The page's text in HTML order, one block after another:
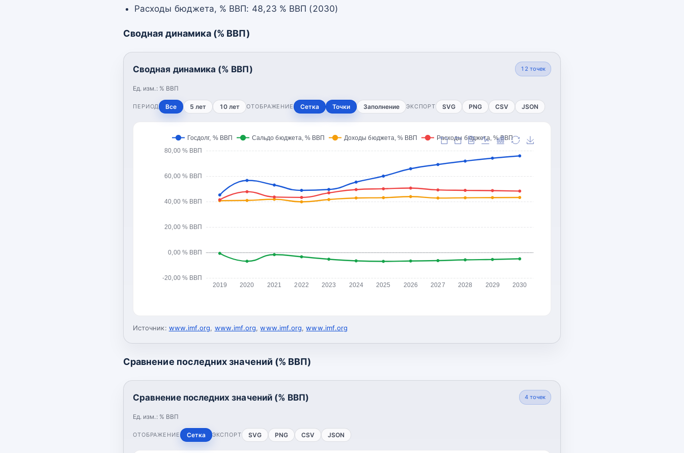
Расходы бюджета, % ВВП: 48,23 % ВВП (2030)
Сводная динамика (% ВВП)
Сводная динамика (% ВВП)
Ед. изм.: % ВВП
12 точек
ПЕРИОД Все 5 лет 10 лет ОТОБРАЖЕНИЕ Сетка Точки Заполнение ЭКСПОРТ SVG PNG CSV JSON
-20,00 % ВВП
0,00 % ВВП
20,00 % ВВП
40,00 % ВВП
60,00 % ВВП
80,00 % ВВП
2019 2020 2021 2022 2023 2024 2025 2026 2027 2028 2029 2030
Госдолг, % ВВП Сальдо бюджета, % ВВП Доходы бюджета, % ВВП Расходы бюджета, % ВВП
Источник: www.imf.org, www.imf.org,www.imf.org,www.imf.org
Сравнение последних значений (% ВВП)
Сравнение последних значений (% ВВП)
Ед. изм.: % ВВП
4точек
ОТОБРАЖЕНИЕ Сетка ЭКСПОРТ SVG PNG CSV JSON